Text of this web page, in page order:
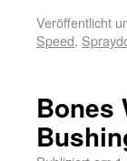
Veröffentlicht
Speed,
Bones